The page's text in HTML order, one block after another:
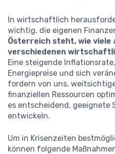
In wirtschaftlich
wichtig, die eigenen
Österreich steht, wie viele
verschiedenen
Eine steigende
Energiepreise und sich
fordern von uns,
finanziellen Ressourcen
es entscheidend, geeignete
entwickeln.
Um in Krisenzeiten
können folgende